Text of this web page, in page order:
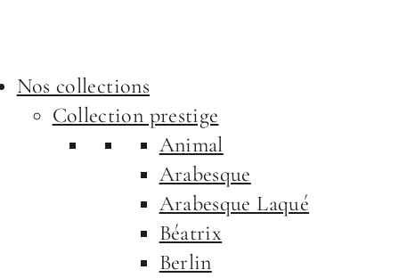
Nos collections
Collection prestige
Animal
Arabesque
Arabesque Laqué
Béatrix
Berlin